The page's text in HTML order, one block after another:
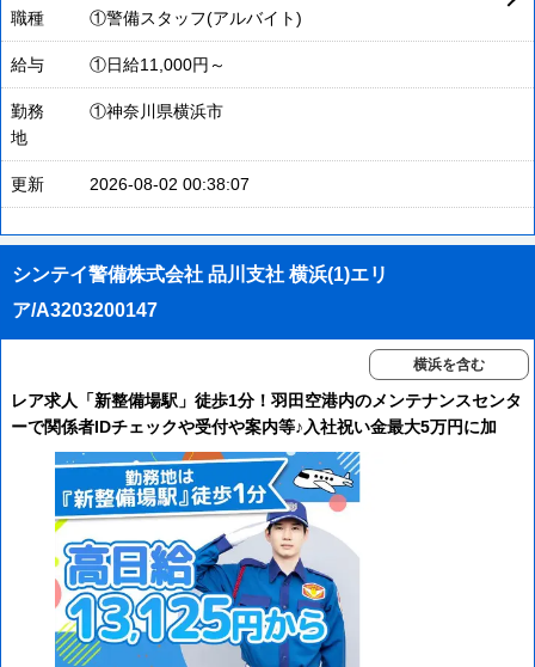
職種 ①警備スタッフ(アルバイト)
給与 ①日給11,000円～
勤務
地
①神奈川県横浜市
更新 2026-08-02 00:38:07
シンテイ警備株式会社 品川支社 横浜(1)エリ
ア/A3203200147
横浜を含む
レア求人「新整備場駅」徒歩1分！羽田空港内のメンテナンスセンタ
ーで関係者IDチェックや受付や案内等♪入社祝い金最大5万円に加
え、研修手当3万円も全員に支給☆入社後2か月限定！週払いOK！